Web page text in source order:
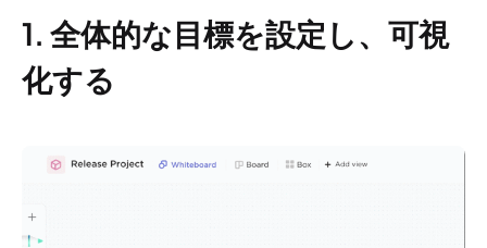
1. 全体的な目標を設定し、可視
化する